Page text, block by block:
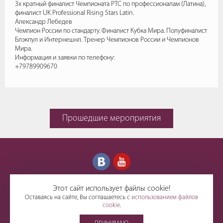
3х кратный финалист Чемпионата РТС по профессионалам (Латина),
финалист UK Professional Rising Stars Latin.
Александр Лебедев
Чемпион России по стандарту. Финалист Кубка Мира. Полуфиналист
Блэкпул и Интернешнл. Тренер Чемпионов России и Чемпионов
Мира.
Информация и заявки по телефону:
+79789909670
Прошедшие мероприятия
+79786672474
© 2017-2026.
Этот сайт использует файлы cookie!
Оставаясь на сайте, Вы соглашаетесь с использованием файлов
cookie.